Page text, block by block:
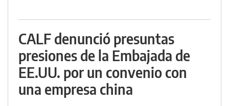
CALF denunció presuntas
presiones de la Embajada de
EE.UU. por un convenio con
una empresa china